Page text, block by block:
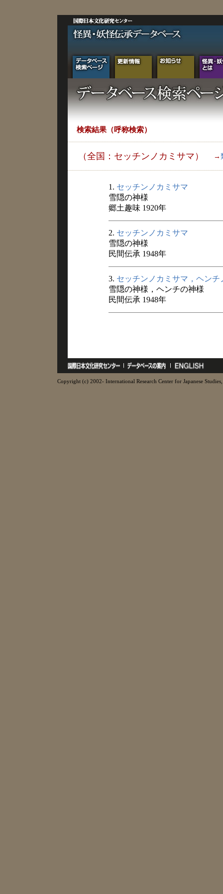
検索結果（呼称検索）
（全国：セッチンノカミサマ） →
1. セッチンノカミサマ
雪隠の神様
郷土趣味 1920年
2. セッチンノカミサマ
雪隠の神様
民間伝承 1948年
3. セッチンノカミサマ，ヘンチ
雪隠の神様，ヘンチの神様
民間伝承 1948年
Copyright (c) 2002- International Research Center for Japanese